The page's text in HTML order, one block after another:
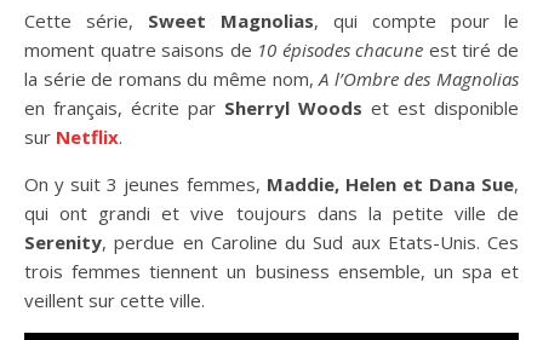
Cette série, Sweet Magnolias, qui compte pour le
moment quatre saisons de 10 épisodes chacune est tiré de
la série de romans du même nom,A l’Ombre des Magnolias
en français, écrite par Sherryl Woods et est disponible
sur Netflix.
On y suit 3 jeunes femmes, Maddie, Helen et Dana Sue,
qui ont grandi et vive toujours dans la petite ville de
Serenity, perdue en Caroline du Sud aux Etats-Unis. Ces
trois femmes tiennent un business ensemble, un spa et
veillent sur cette ville.